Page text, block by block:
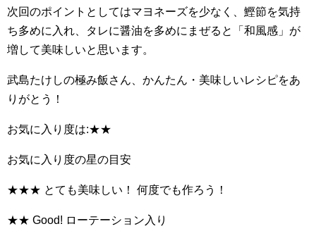
次回のポイントとしてはマヨネーズを少なく、鰹節を気持
ち多めに入れ、タレに醤油を多めにまぜると「和風感」が
増して美味しいと思います。
武島たけしの極み飯さん、かんたん・美味しいレシピをあ
りがとう！
お気に入り度は:★★
お気に入り度の星の目安
★★★ とても美味しい！ 何度でも作ろう！
★★ Good! ローテーション入り